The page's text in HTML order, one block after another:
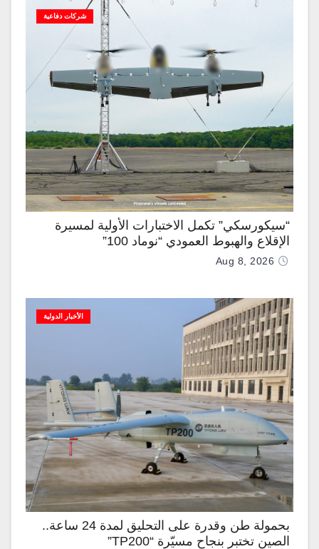
شركات دفاعية
“سيكورسكي” تكمل الاختبارات الأولية لمسيرة
الإقلاع والهبوط العمودي “نوماد 100”
Aug 8, 2026
الأخبار الدولية
بحمولة طن وقدرة على التحليق لمدة 24 ساعة..
الصين تختبر بنجاح مسيّرة “TP200”